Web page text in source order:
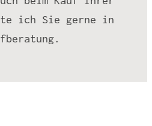
ich Sie gerne in